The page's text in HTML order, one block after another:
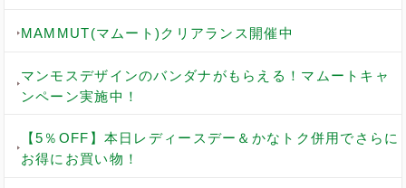
MAMMUT(マムート)クリアランス開催中
マンモスデザインのバンダナがもらえる！マムートキャ
ンペーン実施中！
【5％OFF】本日レディースデー＆かなトク併用でさらに
お得にお買い物！